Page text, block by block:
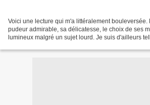
Voici une lecture qui m'a littéralement bouleversée.
pudeur admirable, sa délicatesse, le choix de ses
lumineux malgré un sujet lourd. Je suis d'ailleurs